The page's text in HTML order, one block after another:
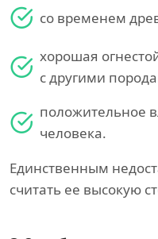
со временем
хорошая
с другими
положительное
человека.
Единственным
считать ее высокую